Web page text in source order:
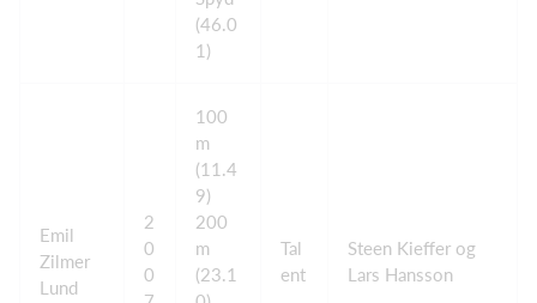
(46.0
1)
Emil
Zilmer
Lund
2
0
0
100
m
(11.4
9)
200
m
(23.1
Tal
ent
Steen Kieffer og
Lars Hansson